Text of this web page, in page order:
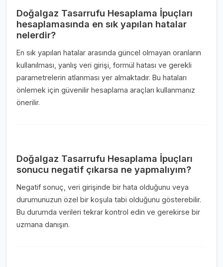
Doğalgaz Tasarrufu Hesaplama İpuçları
hesaplamasında en sık yapılan hatalar
nelerdir?
En sık yapılan hatalar arasında güncel olmayan oranların
kullanılması, yanlış veri girişi, formül hatası ve gerekli
parametrelerin atlanması yer almaktadır. Bu hataları
önlemek için güvenilir hesaplama araçları kullanmanız
önerilir.
Doğalgaz Tasarrufu Hesaplama İpuçları
sonucu negatif çıkarsa ne yapmalıyım?
Negatif sonuç, veri girişinde bir hata olduğunu veya
durumunuzun özel bir koşula tabi olduğunu gösterebilir.
Bu durumda verileri tekrar kontrol edin ve gerekirse bir
uzmana danışın.